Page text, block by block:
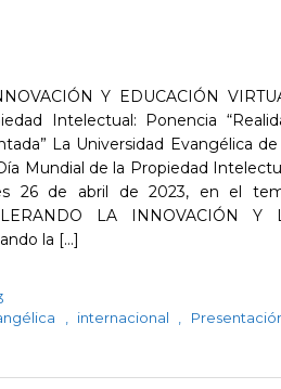
Y EDUCACIÓN
Intelectual: Ponencia
La Universidad Evangélica de
Mundial de la Propiedad
26 de abril de 2023, en el
LA INNOVACIÓN Y
la [...]
internacional